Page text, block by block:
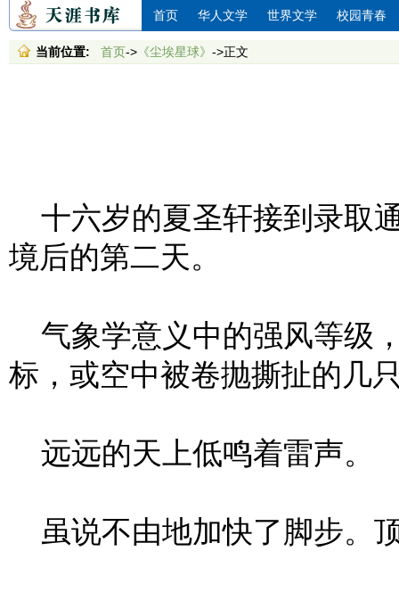
首页 华人文学 世界文学 校园青春
当前位置: 首页-> 《尘埃星球》 ->正文
十六岁的夏圣轩接到录取
境后的第二天。
气象学意义中的强风等级
标，或空中被卷抛撕扯的几
远远的天上低鸣着雷声。
虽说不由地加快了脚步。